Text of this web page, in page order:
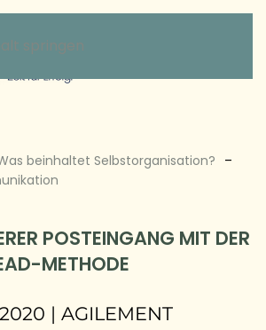
springen
beinhaltet Selbstorganisation?
POSTEINGANG MIT DER
METHODE
| AGILEMENT